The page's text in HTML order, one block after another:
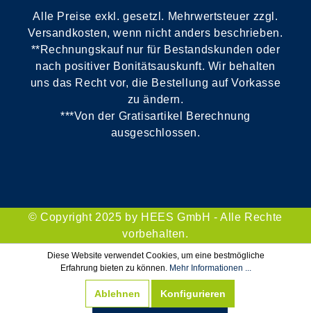
Alle Preise exkl. gesetzl. Mehrwertsteuer zzgl.
Versandkosten, wenn nicht anders beschrieben.
**Rechnungskauf nur für Bestandskunden oder
nach positiver Bonitätsauskunft. Wir behalten
uns das Recht vor, die Bestellung auf Vorkasse
zu ändern.
***Von der Gratisartikel Berechnung
ausgeschlossen.
© Copyright 2025 by HEES GmbH - Alle Rechte
vorbehalten.
Diese Website verwendet Cookies, um eine bestmögliche
Erfahrung bieten zu können. Mehr Informationen ...
Ablehnen Konfigurieren